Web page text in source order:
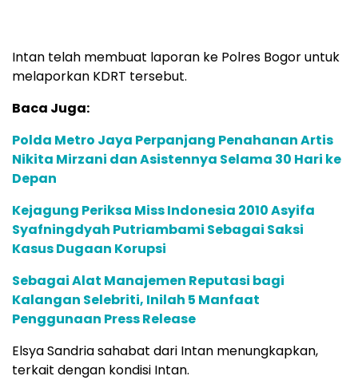
Intan telah membuat laporan ke Polres Bogor untuk
melaporkan KDRT tersebut.
Baca Juga:
Polda Metro Jaya Perpanjang Penahanan Artis
Nikita Mirzani dan Asistennya Selama 30 Hari ke
Depan
Kejagung Periksa Miss Indonesia 2010 Asyifa
Syafningdyah Putriambami Sebagai Saksi
Kasus Dugaan Korupsi
Sebagai Alat Manajemen Reputasi bagi
Kalangan Selebriti, Inilah 5 Manfaat
Penggunaan Press Release
Elsya Sandria sahabat dari Intan menungkapkan,
terkait dengan kondisi Intan.